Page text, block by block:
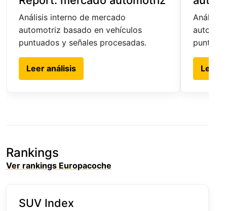
Análisis interno de mercado
automotriz basado en vehículos
puntuados y señales procesadas.
Leer análisis
Análisis
Leer
Rankings
Ver rankings Europacoche
SUV Index